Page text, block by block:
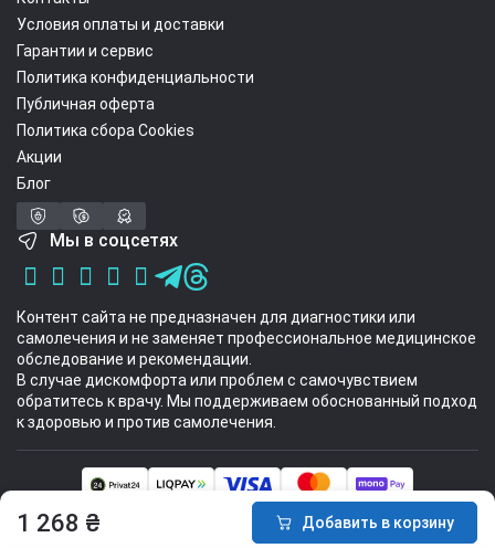
1 268 ₴ Добавить в корзину
Условия оплаты и доставки
Гарантии и сервис
Политика конфиденциальности
Публичная оферта
Политика сбора Cookies
Акции
Блог
Мы в соцсетях
Контент сайта не предназначен для диагностики или
самолечения и не заменяет профессиональное медицинское
обследование и рекомендации.
В случае дискомфорта или проблем с самочувствием
обратитесь к врачу. Мы поддерживаем обоснованный подход
к здоровью и против самолечения.
Интернет-магазин спортивных товаров Sport Stuff 2014 - 2026 © Все
права защищены